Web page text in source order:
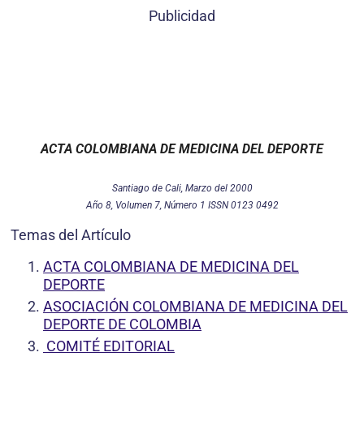
Publicidad
ACTA COLOMBIANA DE MEDICINA DEL DEPORTE
Santiago de Cali, Marzo del 2000
Año 8, Volumen 7, Número 1 ISSN 0123 0492
Temas del Artículo
ACTA COLOMBIANA DE MEDICINA DEL
DEPORTE
ASOCIACIÓN COLOMBIANA DE MEDICINA DEL
DEPORTE DE COLOMBIA
COMITÉ EDITORIAL